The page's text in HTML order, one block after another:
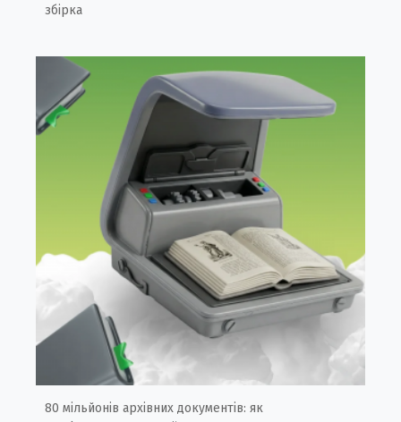
збірка
80 мільйонів архівних документів: як